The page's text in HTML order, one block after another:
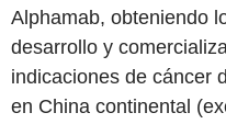
Alphamab, obteniendo
desarrollo y
indicaciones de cáncer
en China continental